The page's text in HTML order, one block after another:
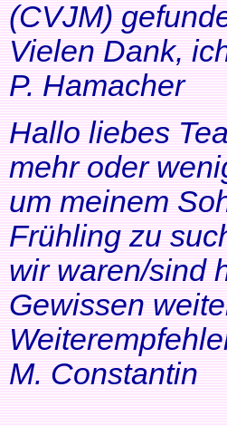
(CVJM)
Vielen Dank,
P. Hamacher
Hallo liebes
mehr oder
um meinem
Frühling zu
wir waren/sind
Gewissen
M. Constantin